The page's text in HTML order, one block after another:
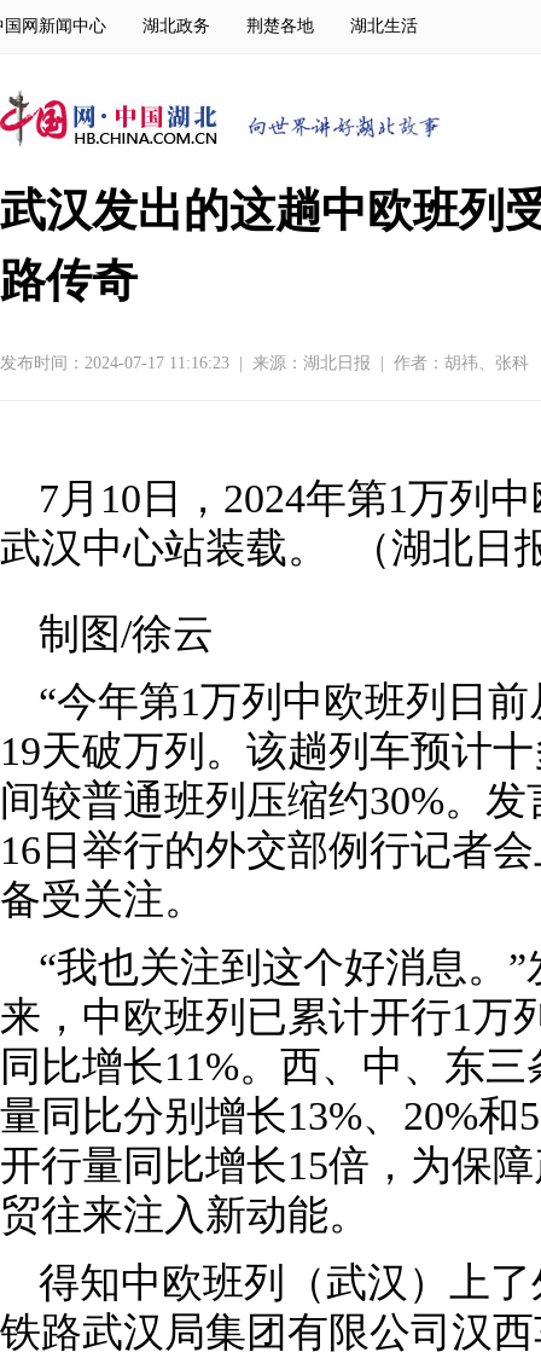
国网新闻中心 湖北政务 荆楚各地 湖北生活
武汉发出的这趟中欧班列
路传奇
发布时间：2024-07-17 11:16:23 来源： 湖北日报 作者：胡祎、张科
7月10日，2024年第1万列
武汉中心站装载。 （湖北日
制图/徐云
“今年第1万列中欧班列日
19天破万列。该趟列车预计
间较普通班列压缩约30%。
16日举行的外交部例行记者
备受关注。
“我也关注到这个好消息。
来，中欧班列已累计开行1万
同比增长11%。西、中、东
量同比分别增长13%、20%
开行量同比增长15倍，为保
贸往来注入新动能。
得知中欧班列（武汉）上
铁路武汉局集团有限公司汉